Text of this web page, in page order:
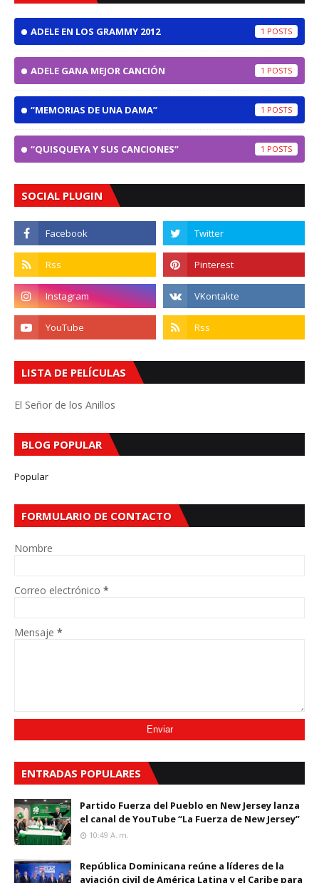
ADELE EN LOS GRAMMY 2012 1
ADELE GANA MEJOR CANCIÓN 1
“MEMORIAS DE UNA DAMA” 1
“QUISQUEYA Y SUS CANCIONES” 1
SOCIAL PLUGIN
LISTA DE PELÍCULAS
El Señor de los Anillos
BLOG POPULAR
Popular
FORMULARIO DE CONTACTO
Nombre
Correo electrónico *
Mensaje *
ENTRADAS POPULARES
Partido Fuerza del Pueblo en New Jersey lanza
el canal de YouTube “La Fuerza de New Jersey”
10:49 A. M.
República Dominicana reúne a líderes de la
aviación civil de América Latina y el Caribe para